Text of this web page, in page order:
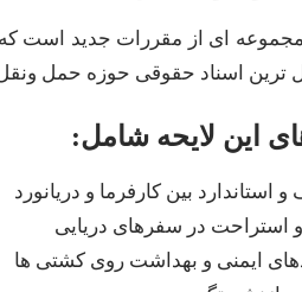
مجموعه ای از مقررات جدید است
ترین اسناد حقوقی حوزه حمل
این لایحه شامل:
استاندارد بین کارفرما و دریانورد
استراحت در سفرهای دریایی
ایمنی و بهداشت روی کشتی ها